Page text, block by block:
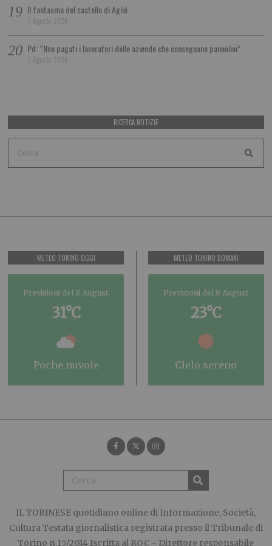
Il fantasma del castello di Agliè
7 Agosto 2026
Pd: “Non pagati i lavoratori delle aziende che consegnano pannolini”
7 Agosto 2026
RICERCA NOTIZIE
METEO TORINO OGGI
Previsioni del 8 August
31°C
poche nuvole
METEO TORINO DOMANI
Previsioni del 8 August
23°C
cielo sereno
IL TORINESE quotidiano online di Informazione, Società,
Cultura Testata giornalistica registrata presso il Tribunale di
Torino n.15/2014 Iscritta al ROC - Direttore responsabile